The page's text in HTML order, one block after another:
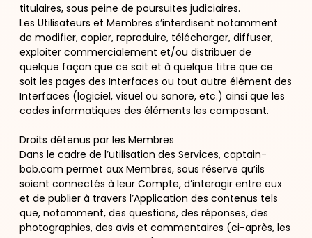
titulaires, sous peine de poursuites judiciaires.
Les Utilisateurs et Membres s’interdisent notamment
de modifier, copier, reproduire, télécharger, diffuser,
exploiter commercialement et/ou distribuer de
quelque façon que ce soit et à quelque titre que ce
soit les pages des Interfaces ou tout autre élément des
Interfaces (logiciel, visuel ou sonore, etc.) ainsi que les
codes informatiques des éléments les composant.
Droits détenus par les Membres
Dans le cadre de l’utilisation des Services, captain-
bob.com permet aux Membres, sous réserve qu’ils
soient connectés à leur Compte, d’interagir entre eux
et de publier à travers l’Application des contenus tels
que, notamment, des questions, des réponses, des
photographies, des avis et commentaires (ci-après, les